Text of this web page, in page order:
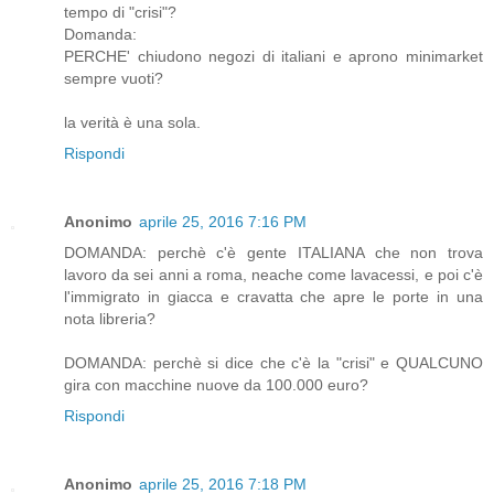
tempo di "crisi"?
Domanda:
PERCHE' chiudono negozi di italiani e aprono minimarket
sempre vuoti?
la verità è una sola.
Rispondi
Anonimo aprile 25, 2016 7:16 PM
DOMANDA: perchè c'è gente ITALIANA che non trova
lavoro da sei anni a roma, neache come lavacessi, e poi c'è
l'immigrato in giacca e cravatta che apre le porte in una
nota libreria?
DOMANDA: perchè si dice che c'è la "crisi" e QUALCUNO
gira con macchine nuove da 100.000 euro?
Rispondi
Anonimo aprile 25, 2016 7:18 PM